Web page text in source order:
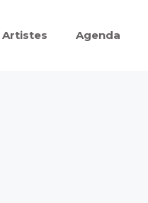
Artistes Agenda